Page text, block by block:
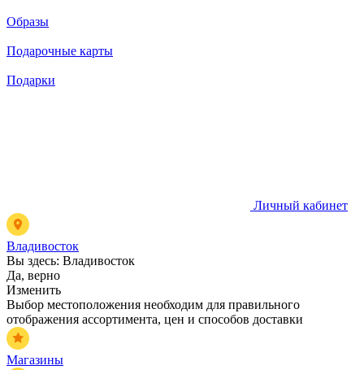
Образы
Подарочные карты
Подарки
Личный кабинет
Владивосток
Вы здесь: Владивосток
Да, верно
Изменить
Выбор местоположения необходим для правильного
отображения ассортимента, цен и способов доставки
Магазины